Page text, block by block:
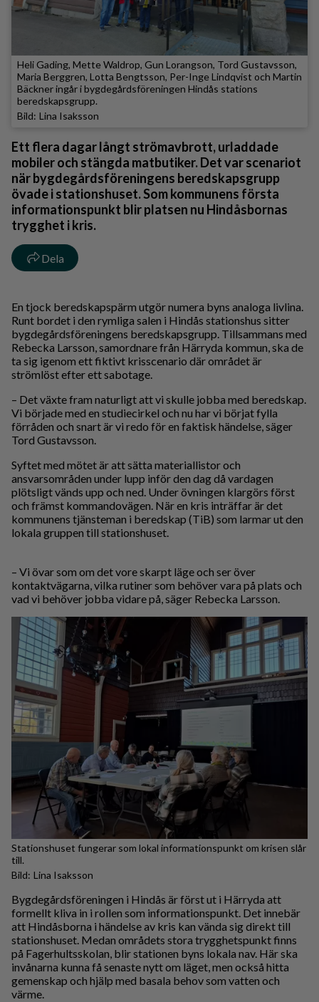
Heli Gading, Mette Waldrop, Gun Lorangson, Tord Gustavsson,
Maria Berggren, Lotta Bengtsson, Per-Inge Lindqvist och Martin
Bäckner ingår i bygdegårdsföreningen Hindås stations
beredskapsgrupp.
Lina Isaksson
Ett flera dagar långt strömavbrott, urladdade
mobiler och stängda matbutiker. Det var scenariot
när bygdegårdsföreningens beredskapsgrupp
övade i stationshuset. Som kommunens första
informationspunkt blir platsen nu Hindåsbornas
trygghet i kris.
Dela
En tjock beredskapspärm utgör numera byns analoga livlina.
Runt bordet i den rymliga salen i Hindås stationshus sitter
bygdegårdsföreningens beredskapsgrupp. Tillsammans med
Rebecka Larsson, samordnare från Härryda kommun, ska de
ta sig igenom ett fiktivt krisscenario där området är
strömlöst efter ett sabotage.
– Det växte fram naturligt att vi skulle jobba med beredskap.
Vi började med en studiecirkel och nu har vi börjat fylla
förråden och snart är vi redo för en faktisk händelse, säger
Tord Gustavsson.
Syftet med mötet är att sätta materiallistor och
ansvarsområden under lupp inför den dag då vardagen
plötsligt vänds upp och ned. Under övningen klargörs först
och främst kommandovägen. När en kris inträffar är det
kommunens tjänsteman i beredskap (TiB) som larmar ut den
lokala gruppen till stationshuset.
– Vi övar som om det vore skarpt läge och ser över
kontaktvägarna, vilka rutiner som behöver vara på plats och
vad vi behöver jobba vidare på, säger Rebecka Larsson.
Stationshuset fungerar som lokal informationspunkt om krisen slår
till.
Lina Isaksson
Bygdegårdsföreningen i Hindås är först ut i Härryda att
formellt kliva in i rollen som informationspunkt. Det innebär
att Hindåsborna i händelse av kris kan vända sig direkt till
stationshuset. Medan områdets stora trygghetspunkt finns
på Fagerhultsskolan, blir stationen byns lokala nav. Här ska
invånarna kunna få senaste nytt om läget, men också hitta
gemenskap och hjälp med basala behov som vatten och
värme.